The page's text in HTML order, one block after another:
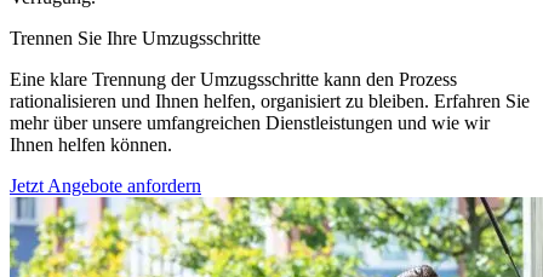
Trennen Sie Ihre Umzugsschritte
Eine klare Trennung der Umzugsschritte kann den Prozess
rationalisieren und Ihnen helfen, organisiert zu bleiben. Erfahren Sie
mehr über unsere umfangreichen Dienstleistungen und wie wir
Ihnen helfen können.
Jetzt Angebote anfordern